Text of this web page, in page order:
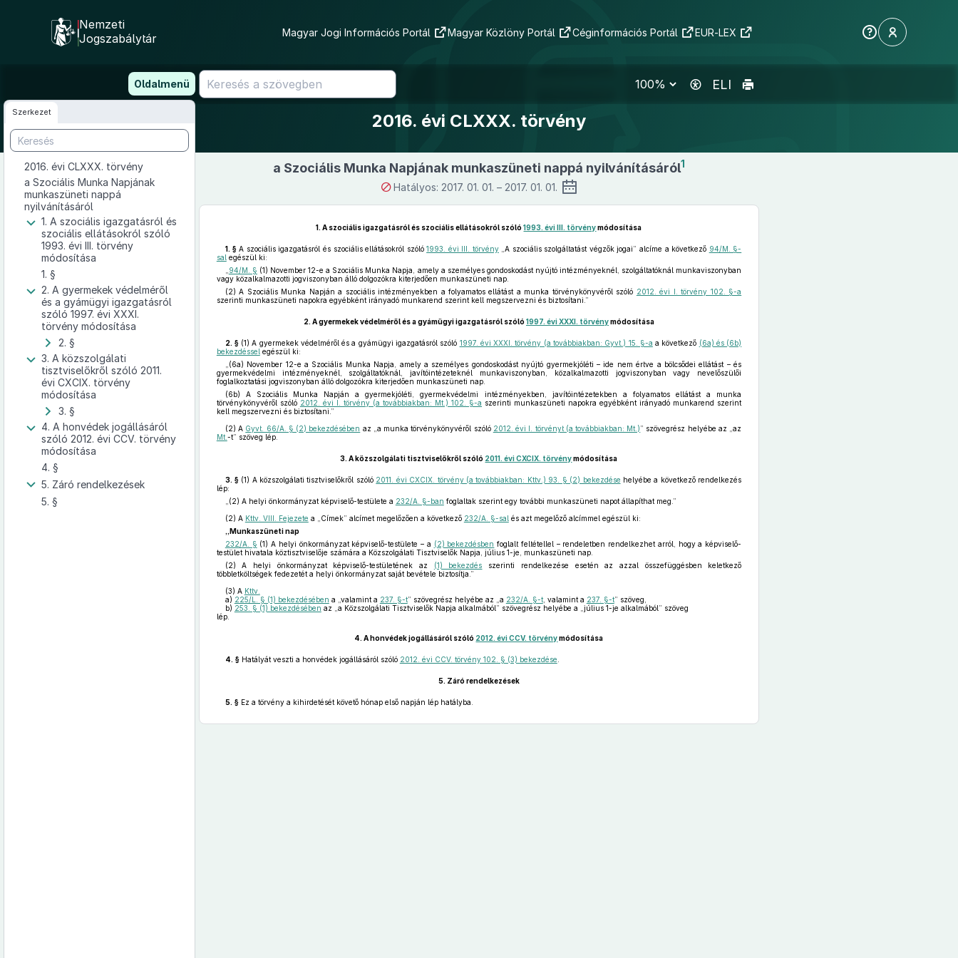
tartalomra
Nemzeti
Jogszabálytár
Magyar Jogi Információs Portál Magyar Közlöny Portál Céginformációs Portál EUR-LEX
Oldalmenü ELI
Szerkezet
2016. évi CLXXX. törvény
a Szociális Munka Napjának
munkaszüneti nappá
nyilvánításáról
1. A szociális igazgatásról és
szociális ellátásokról szóló
1993. évi III. törvény
módosítása
1. §
2. A gyermekek védelméről
és a gyámügyi igazgatásról
szóló 1997. évi XXXI.
törvény módosítása
2. §
3. A közszolgálati
tisztviselőkről szóló 2011.
évi CXCIX. törvény
módosítása
3. §
4. A honvédek jogállásáról
szóló 2012. évi CCV. törvény
módosítása
4. §
5. Záró rendelkezések
5. §
2016. évi CLXXX. törvény
a Szociális Munka Napjának munkaszüneti nappá nyilvánításáról1
Hatályos: 2017. 01. 01. – 2017. 01. 01.
1. A szociális igazgatásról és szociális ellátásokról szóló1993. évi III. törvénymódosítása
1. §A szociális igazgatásról és szociális ellátásokról szóló1993. évi III. törvény„A szociális szolgáltatást végzők jogai” alcíme a következő 94/M. §-
sal egészül ki:
94/M. § (1) November 12-e a Szociális Munka Napja, amely a személyes gondoskodást nyújtó intézményeknél, szolgáltatóknál munkaviszonyban
vagy közalkalmazotti jogviszonyban álló dolgozókra kiterjedően munkaszüneti nap.
(2) A Szociális Munka Napján a szociális intézményekben a folyamatos ellátást a munka törvénykönyvéről szóló 2012. évi I. törvény 102. §-a
szerinti munkaszüneti napokra egyébként irányadó munkarend szerint kell megszervezni és biztosítani.”
2. A gyermekek védelméről és a gyámügyi igazgatásról szóló 1997. évi XXXI. törvénymódosítása
2. §(1) A gyermekek védelméről és a gyámügyi igazgatásról szóló 1997. évi XXXI. törvény (a továbbiakban: Gyvt.) 15. §-a a következő (6a) és (6b)
bekezdéssel egészül ki:
„(6a) November 12-e a Szociális Munka Napja, amely a személyes gondoskodást nyújtó gyermekjóléti – ide nem értve a bölcsődei ellátást – és
gyermekvédelmi intézményeknél, szolgáltatóknál, javítóintézeteknél munkaviszonyban, közalkalmazotti jogviszonyban vagy nevelőszülői
foglalkoztatási jogviszonyban álló dolgozókra kiterjedően munkaszüneti nap.
(6b) A Szociális Munka Napján a gyermekjóléti, gyermekvédelmi intézményekben, javítóintézetekben a folyamatos ellátást a munka
törvénykönyvéről szóló 2012. évi I. törvény (a továbbiakban: Mt.) 102. §-a szerinti munkaszüneti napokra egyébként irányadó munkarend szerint
kell megszervezni és biztosítani.”
(2) A Gyvt. 66/A. § (2) bekezdésében az „a munka törvénykönyvéről szóló 2012. évi I. törvényt (a továbbiakban: Mt.)” szövegrész helyébe az „az
Mt. -t” szöveg lép.
3. A közszolgálati tisztviselőkről szóló 2011. évi CXCIX. törvénymódosítása
3. §(1) A közszolgálati tisztviselőkről szóló 2011. évi CXCIX. törvény (a továbbiakban: Kttv.) 93. § (2) bekezdése helyébe a következő rendelkezés
lép:
„(2) A helyi önkormányzat képviselő-testülete a 232/A. §-ban foglaltak szerint egy további munkaszüneti napot állapíthat meg.”
(2) A Kttv. VIII. Fejezete a „Címek” alcímet megelőzően a következő 232/A. §-sal és azt megelőző alcímmel egészül ki:
„Munkaszüneti nap
232/A. § (1) A helyi önkormányzat képviselő-testülete – a (2) bekezdésben foglalt feltétellel – rendeletben rendelkezhet arról, hogy a képviselő-
testület hivatala köztisztviselője számára a Közszolgálati Tisztviselők Napja, július 1-je, munkaszüneti nap.
(2) A helyi önkormányzat képviselő-testületének az (1) bekezdés szerinti rendelkezése esetén az azzal összefüggésben keletkező
többletköltségek fedezetét a helyi önkormányzat saját bevétele biztosítja.”
(3) A Kttv.
a) 225/L. § (1) bekezdésében a „valamint a 237. §-t” szövegrész helyébe az „a 232/A. §-t, valamint a 237. §-t” szöveg,
b) 253. § (1) bekezdésében az „a Közszolgálati Tisztviselők Napja alkalmából” szövegrész helyébe a „július 1-je alkalmából” szöveg
lép.
4. A honvédek jogállásáról szóló 2012. évi CCV. törvénymódosítása
4. §Hatályát veszti a honvédek jogállásáról szóló 2012. évi CCV. törvény 102. § (3) bekezdése
5. Záró rendelkezések
5. §Ez a törvény a kihirdetését követő hónap első napján lép hatályba.